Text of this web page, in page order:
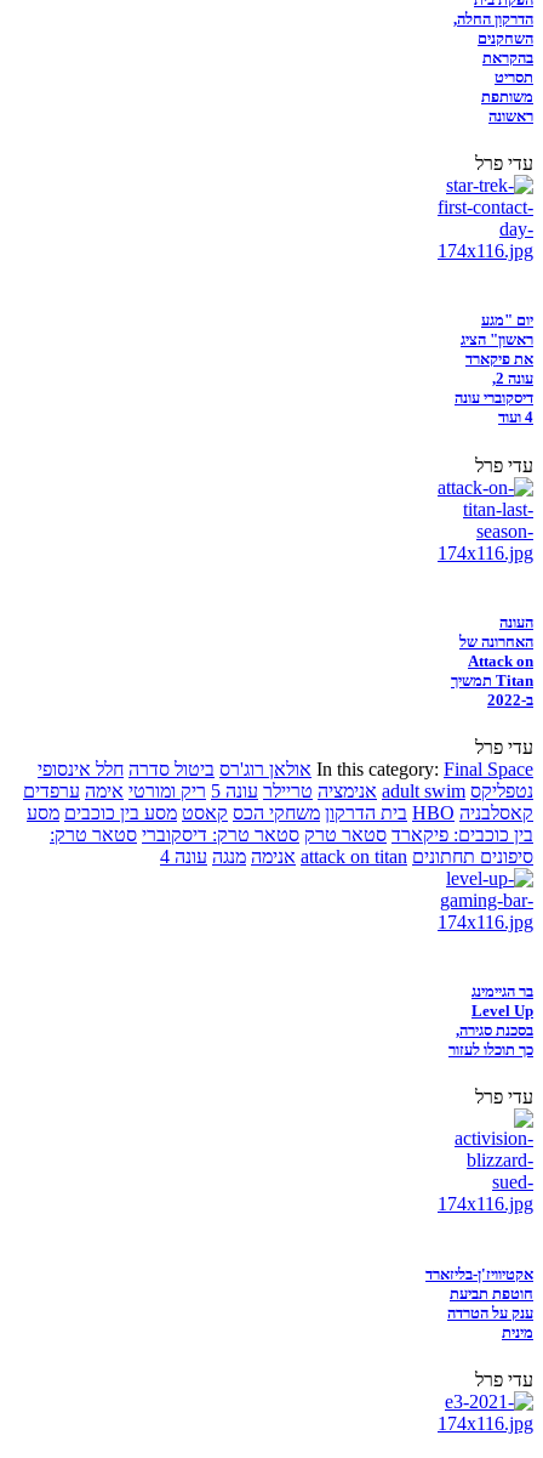
הדרקון החלה,
השחקנים
בהקראת
תסריט
משותפת
ראשונה
עדי פרל
יום "מגע
ראשון" הציג
את פיקארד
עונה 2,
דיסקוברי עונה
4 ועוד
עדי פרל
העונה
האחרונה של
Attack on
Titan תמשיך
ב-2022
עדי פרל
In this category: Final Space אולאן רוג'רס ביטול סדרה חלל אינסופי
נטפליקס adult swim אנימציה טריילר עונה 5 ריק ומורטי אימה ערפדים
קאסלבניה HBO בית הדרקון משחקי הכס קאסט מסע בין כוכבים מסע
בין כוכבים: פיקארד סטאר טרק סטאר טרק: דיסקוברי סטאר טרק:
סיפונים תחתונים attack on titan אנימה מנגה עונה 4
בר הגיימינג
Level Up
בסכנת סגירה,
כך תוכלו לעזור
עדי פרל
אקטיוויז'ן-בליזארד
חוטפת תביעת
ענק על הטרדה
מינית
עדי פרל